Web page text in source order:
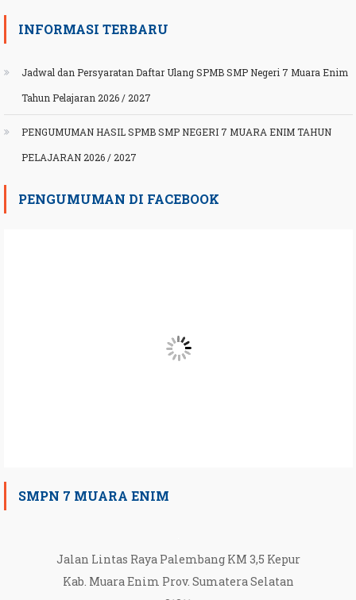
INFORMASI TERBARU
Jadwal dan Persyaratan Daftar Ulang SPMB SMP Negeri 7 Muara Enim
Tahun Pelajaran 2026 / 2027
PENGUMUMAN HASIL SPMB SMP NEGERI 7 MUARA ENIM TAHUN
PELAJARAN 2026 / 2027
PENGUMUMAN DI FACEBOOK
SMPN 7 MUARA ENIM
Jalan Lintas Raya Palembang KM 3,5 Kepur
Kab. Muara Enim Prov. Sumatera Selatan